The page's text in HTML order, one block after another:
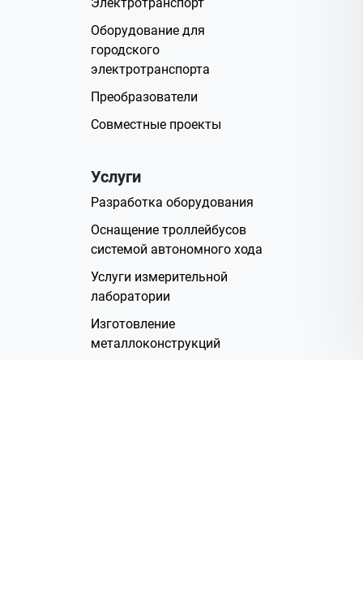
Оборудование для
городского
электротранспорта
Преобразователи
Совместные проекты
Услуги
Разработка оборудования
Оснащение троллейбусов
системой автономного хода
Услуги измерительной
лаборатории
Изготовление
металлоконструкций